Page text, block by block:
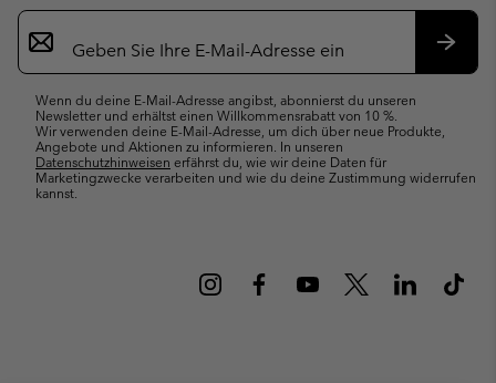
Newsletter-
Anmeldung
Wenn du deine E-Mail-Adresse angibst, abonnierst du unseren
Newsletter und erhältst einen Willkommensrabatt von 10 %.
Wir verwenden deine E-Mail-Adresse, um dich über neue Produkte,
Angebote und Aktionen zu informieren. In unseren
Datenschutzhinweisen erfährst du, wie wir deine Daten für
Marketingzwecke verarbeiten und wie du deine Zustimmung widerrufen
kannst.